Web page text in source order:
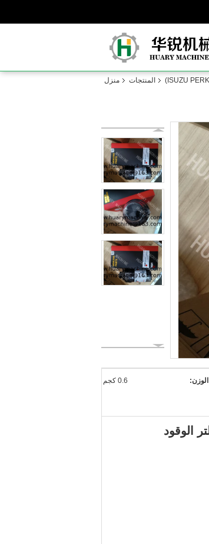
منزل المنتجات
الوزن: 0.6 كجم